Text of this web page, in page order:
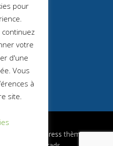
OnePress thème par
pour
continuez
votre
d'une
Vous
à
site.